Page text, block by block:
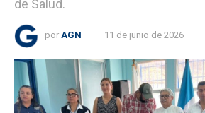
de Salud.
por AGN 11 de junio de 2026